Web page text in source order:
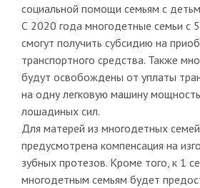
социальной помощи семьям с
С 2020 года многодетные семьи с
смогут получить субсидию на
транспортного средства. Также
будут освобождены от уплаты
на одну легковую машину
лошадиных сил.
Для матерей из многодетных
предусмотрена компенсация на
зубных протезов. Кроме того, к 1
многодетным семьям будет